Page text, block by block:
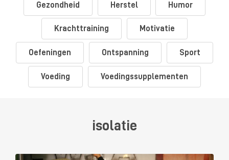
Gezondheid Herstel Humor
Krachttraining Motivatie
Oefeningen Ontspanning Sport
Voeding Voedingssupplementen
isolatie